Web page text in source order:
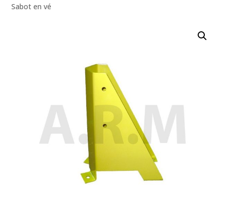
Sabot en vé